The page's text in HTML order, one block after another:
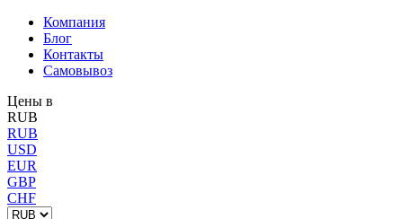
Компания
Блог
Контакты
Самовывоз
Цены в
RUB
RUB
USD
EUR
GBP
CHF